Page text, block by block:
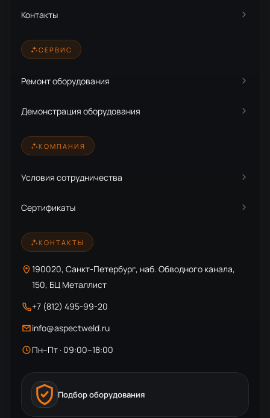
Контакты
СЕРВИС
Ремонт оборудования
Демонстрация оборудования
КОМПАНИЯ
Условия сотрудничества
Сертификаты
КОНТАКТЫ
190020, Санкт-Петербург, наб. Обводного канала,
150, БЦ Металлист
+7 (812) 495-99-20
info@aspectweld.ru
Пн–Пт · 09:00–18:00
Подбор оборудования